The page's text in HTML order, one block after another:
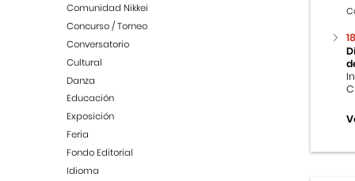
Comunidad Nikkei
Concurso / Torneo
Conversatorio
Cultural
Danza
Educación
Exposición
Feria
Fondo Editorial
Idioma